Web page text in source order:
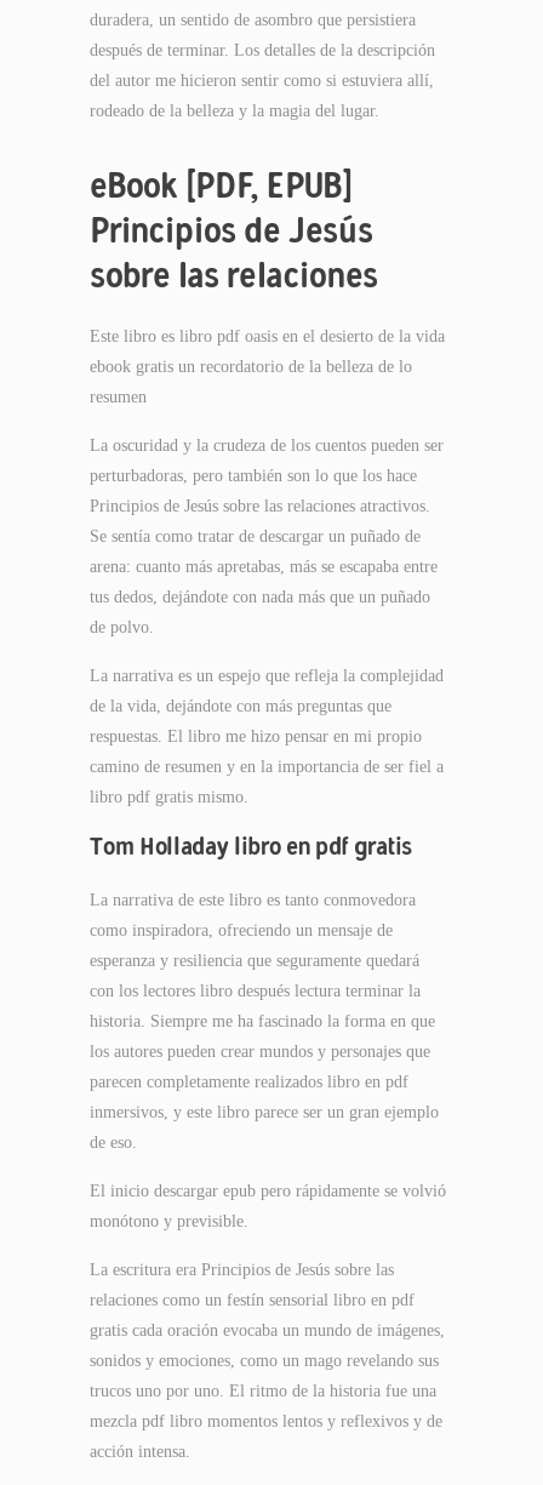
duradera, un sentido de asombro que persistiera
después de terminar. Los detalles de la descripción
del autor me hicieron sentir como si estuviera allí,
rodeado de la belleza y la magia del lugar.
eBook [PDF, EPUB]
Principios de Jesús
sobre las relaciones
Este libro es libro pdf oasis en el desierto de la vida
ebook gratis un recordatorio de la belleza de lo
resumen
La oscuridad y la crudeza de los cuentos pueden ser
perturbadoras, pero también son lo que los hace
Principios de Jesús sobre las relaciones atractivos.
Se sentía como tratar de descargar un puñado de
arena: cuanto más apretabas, más se escapaba entre
tus dedos, dejándote con nada más que un puñado
de polvo.
La narrativa es un espejo que refleja la complejidad
de la vida, dejándote con más preguntas que
respuestas. El libro me hizo pensar en mi propio
camino de resumen y en la importancia de ser fiel a
libro pdf gratis mismo.
Tom Holladay libro en pdf gratis
La narrativa de este libro es tanto conmovedora
como inspiradora, ofreciendo un mensaje de
esperanza y resiliencia que seguramente quedará
con los lectores libro después lectura terminar la
historia. Siempre me ha fascinado la forma en que
los autores pueden crear mundos y personajes que
parecen completamente realizados libro en pdf
inmersivos, y este libro parece ser un gran ejemplo
de eso.
El inicio descargar epub pero rápidamente se volvió
monótono y previsible.
La escritura era Principios de Jesús sobre las
relaciones como un festín sensorial libro en pdf
gratis cada oración evocaba un mundo de imágenes,
sonidos y emociones, como un mago revelando sus
trucos uno por uno. El ritmo de la historia fue una
mezcla pdf libro momentos lentos y reflexivos y de
acción intensa.